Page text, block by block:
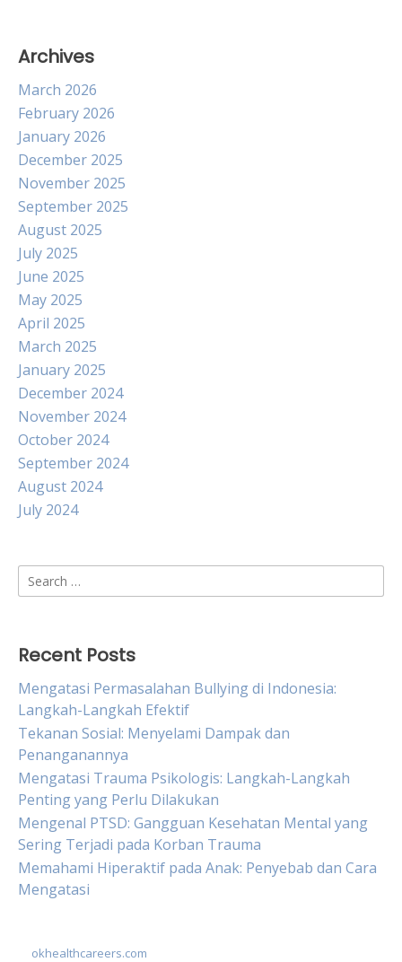
Archives
March 2026
February 2026
January 2026
December 2025
November 2025
September 2025
August 2025
July 2025
June 2025
May 2025
April 2025
March 2025
January 2025
December 2024
November 2024
October 2024
September 2024
August 2024
July 2024
Search
for:
Recent Posts
Mengatasi Permasalahan Bullying di Indonesia:
Langkah-Langkah Efektif
Tekanan Sosial: Menyelami Dampak dan
Penanganannya
Mengatasi Trauma Psikologis: Langkah-Langkah
Penting yang Perlu Dilakukan
Mengenal PTSD: Gangguan Kesehatan Mental yang
Sering Terjadi pada Korban Trauma
Memahami Hiperaktif pada Anak: Penyebab dan Cara
Mengatasi
okhealthcareers.com